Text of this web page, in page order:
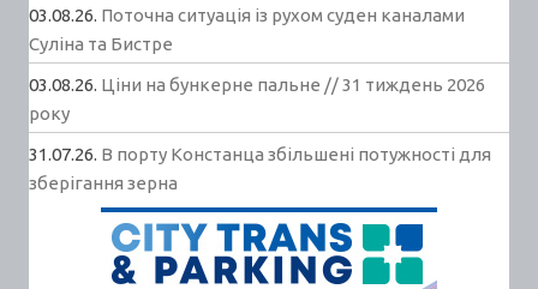
03.08.26. Поточна ситуація із рухом суден каналами
Суліна та Бистре
03.08.26. Ціни на бункерне пальне // 31 тиждень 2026
року
31.07.26. В порту Констанца збільшені потужності для
зберігання зерна